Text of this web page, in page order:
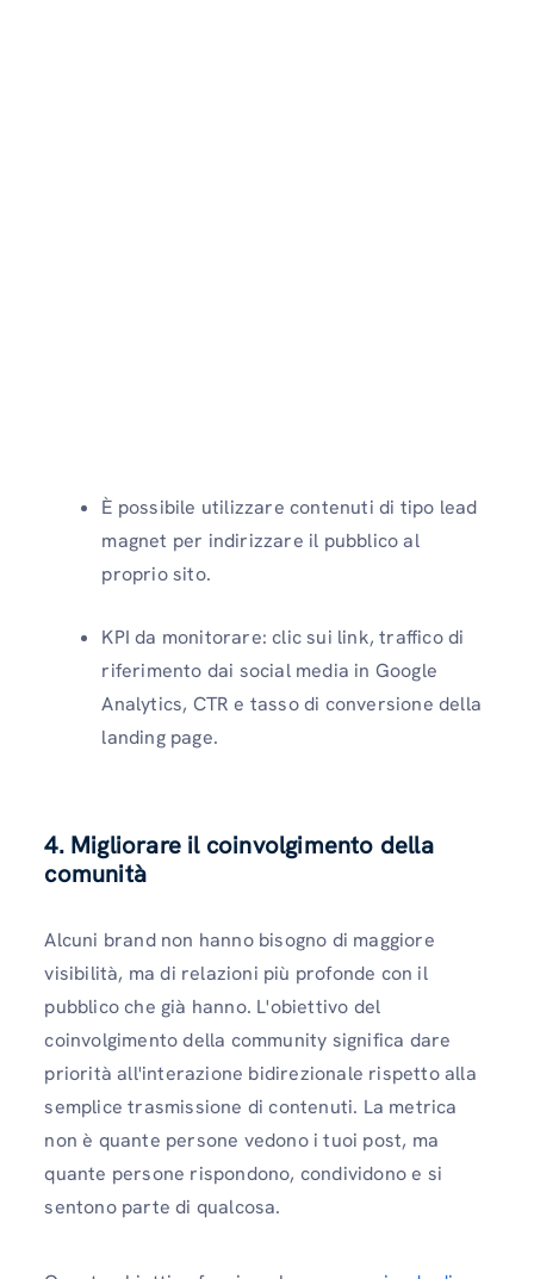
È possibile utilizzare contenuti di tipo lead
magnet per indirizzare il pubblico al
proprio sito.
KPI da monitorare: clic sui link, traffico di
riferimento dai social media in Google
Analytics, CTR e tasso di conversione della
landing page.
4. Migliorare il coinvolgimento della
comunità
Alcuni brand non hanno bisogno di maggiore
visibilità, ma di relazioni più profonde con il
pubblico che già hanno. L'obiettivo del
coinvolgimento della community significa dare
priorità all'interazione bidirezionale rispetto alla
semplice trasmissione di contenuti. La metrica
non è quante persone vedono i tuoi post, ma
quante persone rispondono, condividono e si
sentono parte di qualcosa.